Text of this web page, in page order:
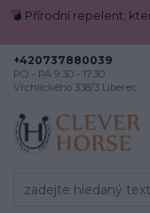
💣 Přírodní repelent,
+420737880039
PO - PÁ 9.30 - 17.30
Vrchlického 338/3 Liberec